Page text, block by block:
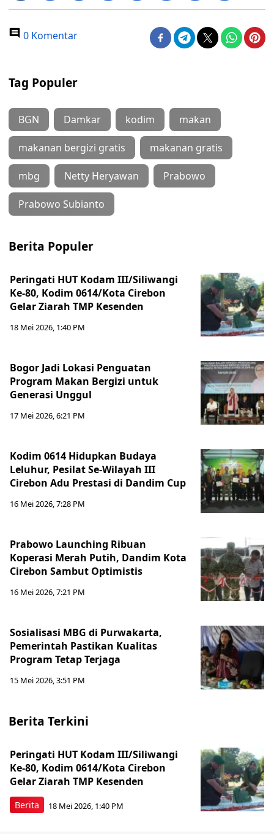
0 Komentar
Tag Populer
BGN Damkar kodim makan
makanan bergizi gratis makanan gratis
mbg Netty Heryawan Prabowo
Prabowo Subianto
Berita Populer
Peringati HUT Kodam III/Siliwangi
Ke-80, Kodim 0614/Kota Cirebon
Gelar Ziarah TMP Kesenden
18 Mei 2026, 1:40 PM
Bogor Jadi Lokasi Penguatan
Program Makan Bergizi untuk
Generasi Unggul
17 Mei 2026, 6:21 PM
Kodim 0614 Hidupkan Budaya
Leluhur, Pesilat Se-Wilayah III
Cirebon Adu Prestasi di Dandim Cup
16 Mei 2026, 7:28 PM
Prabowo Launching Ribuan
Koperasi Merah Putih, Dandim Kota
Cirebon Sambut Optimistis
16 Mei 2026, 7:21 PM
Sosialisasi MBG di Purwakarta,
Pemerintah Pastikan Kualitas
Program Tetap Terjaga
15 Mei 2026, 3:51 PM
Berita Terkini
Berita
Peringati HUT Kodam III/Siliwangi
Ke-80, Kodim 0614/Kota Cirebon
Gelar Ziarah TMP Kesenden
18 Mei 2026, 1:40 PM